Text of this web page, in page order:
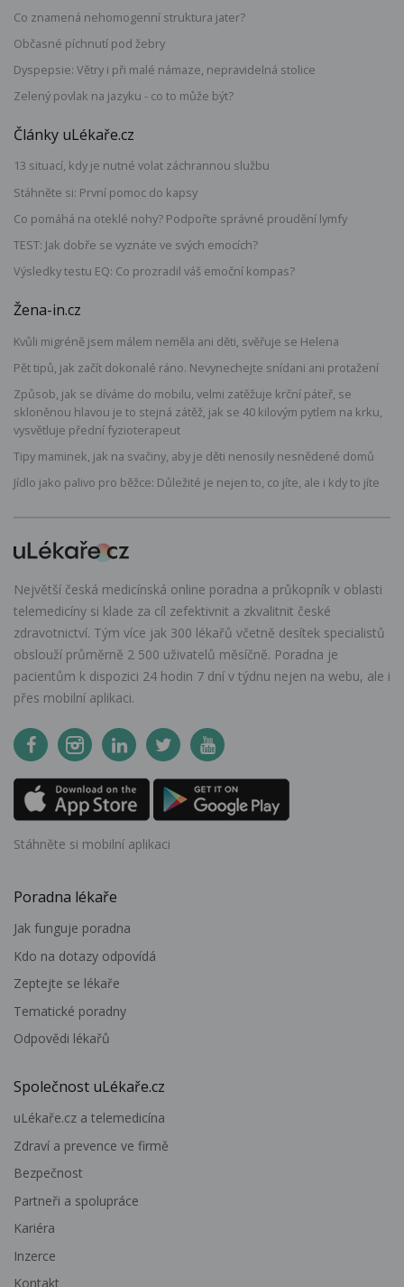
Co znamená nehomogenní struktura jater?
Občasné píchnutí pod žebry
Dyspepsie: Větry i při malé námaze, nepravidelná stolice
Zelený povlak na jazyku - co to může být?
Články uLékaře.cz
13 situací, kdy je nutné volat záchrannou službu
Stáhněte si: První pomoc do kapsy
Co pomáhá na oteklé nohy? Podpořte správné proudění lymfy
TEST: Jak dobře se vyznáte ve svých emocích?
Výsledky testu EQ: Co prozradil váš emoční kompas?
Žena-in.cz
Kvůli migréně jsem málem neměla ani děti, svěřuje se Helena
Pět tipů, jak začít dokonalé ráno. Nevynechejte snídani ani protažení
Způsob, jak se díváme do mobilu, velmi zatěžuje krční páteř, se
skloněnou hlavou je to stejná zátěž, jak se 40 kilovým pytlem na krku,
vysvětluje přední fyzioterapeut
Tipy maminek, jak na svačiny, aby je děti nenosily nesnědené domů
Jídlo jako palivo pro běžce: Důležité je nejen to, co jíte, ale i kdy to jíte
Největší česká medicínská online poradna a průkopník v oblasti
telemedicíny si klade za cíl zefektivnit a zkvalitnit české
zdravotnictví. Tým více jak 300 lékařů včetně desítek specialistů
obslouží průměrně 2 500 uživatelů měsíčně. Poradna je
pacientům k dispozici 24 hodin 7 dní v týdnu nejen na webu, ale i
přes mobilní aplikaci.
Stáhněte si mobilní aplikaci
Poradna lékaře
Jak funguje poradna
Kdo na dotazy odpovídá
Zeptejte se lékaře
Tematické poradny
Odpovědi lékařů
Společnost uLékaře.cz
uLékaře.cz a telemedicína
Zdraví a prevence ve firmě
Bezpečnost
Partneři a spolupráce
Kariéra
Inzerce
Kontakt